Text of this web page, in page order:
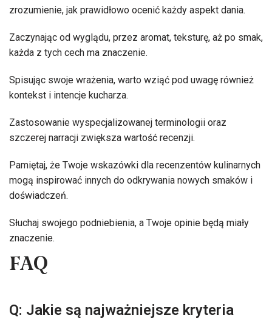
zrozumienie, jak prawidłowo ocenić każdy aspekt dania.
Zaczynając od wyglądu, przez aromat, teksturę, aż po smak,
każda z tych cech ma znaczenie.
Spisując swoje wrażenia, warto wziąć pod uwagę również
kontekst i intencje kucharza.
Zastosowanie wyspecjalizowanej terminologii oraz
szczerej narracji zwiększa wartość recenzji.
Pamiętaj, że Twoje wskazówki dla recenzentów kulinarnych
mogą inspirować innych do odkrywania nowych smaków i
doświadczeń.
Słuchaj swojego podniebienia, a Twoje opinie będą miały
znaczenie.
FAQ
Q: Jakie są najważniejsze kryteria